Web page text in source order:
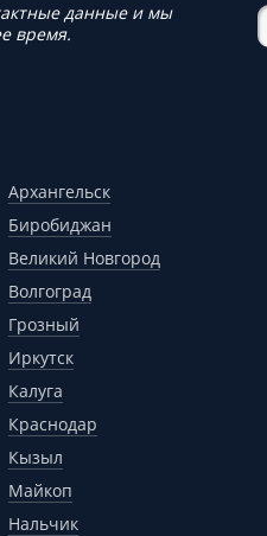
данные и мы
время.
Архангельск
Биробиджан
Великий Новгород
Волгоград
Грозный
Иркутск
Калуга
Краснодар
Кызыл
Майкоп
Нальчик